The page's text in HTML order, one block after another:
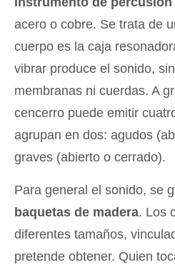
acero o cobre. Se trata de
cuerpo es la caja
vibrar produce el sonido,
membranas ni cuerdas. A
cencerro puede emitir
agrupan en dos: agudos
graves (abierto o cerrado).
Para general el sonido, se
baquetas de madera. Los
diferentes tamaños,
pretende obtener. Quien